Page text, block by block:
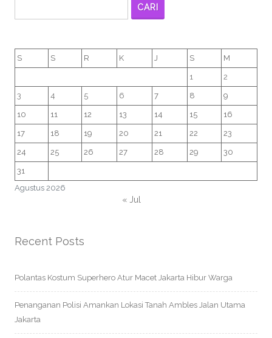
CARI
Agustus 2026
S S R K J S M
1 2
3 4 5 6 7 8 9
10 11 12 13 14 15 16
17 18 19 20 21 22 23
24 25 26 27 28 29 30
31
« Jul
Recent Posts
Polantas Kostum Superhero Atur Macet Jakarta Hibur Warga
Penanganan Polisi Amankan Lokasi Tanah Ambles Jalan Utama
Jakarta